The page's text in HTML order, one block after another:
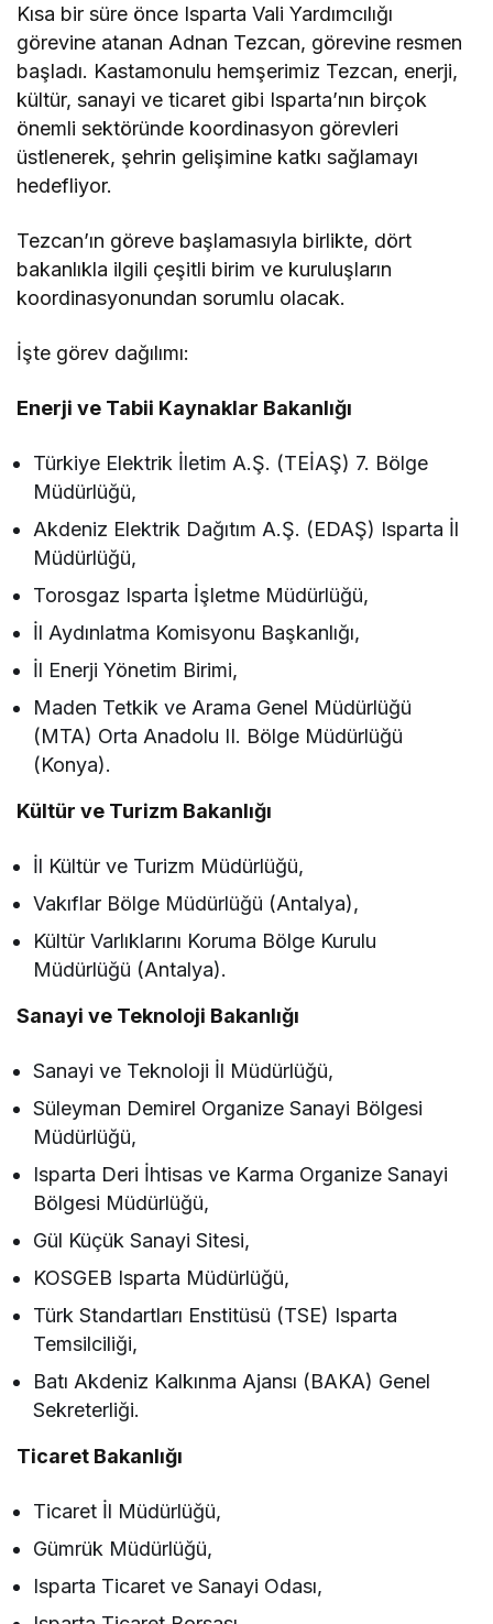
Kısa bir süre önce Isparta Vali Yardımcılığı
görevine atanan Adnan Tezcan, görevine resmen
başladı. Kastamonulu hemşerimiz Tezcan, enerji,
kültür, sanayi ve ticaret gibi Isparta’nın birçok
önemli sektöründe koordinasyon görevleri
üstlenerek, şehrin gelişimine katkı sağlamayı
hedefliyor.
Tezcan’ın göreve başlamasıyla birlikte, dört
bakanlıkla ilgili çeşitli birim ve kuruluşların
koordinasyonundan sorumlu olacak.
İşte görev dağılımı:
Enerji ve Tabii Kaynaklar Bakanlığı
Türkiye Elektrik İletim A.Ş. (TEİAŞ) 7. Bölge
Müdürlüğü,
Akdeniz Elektrik Dağıtım A.Ş. (EDAŞ) Isparta İl
Müdürlüğü,
Torosgaz Isparta İşletme Müdürlüğü,
İl Aydınlatma Komisyonu Başkanlığı,
İl Enerji Yönetim Birimi,
Maden Tetkik ve Arama Genel Müdürlüğü
(MTA) Orta Anadolu II. Bölge Müdürlüğü
(Konya).
Kültür ve Turizm Bakanlığı
İl Kültür ve Turizm Müdürlüğü,
Vakıflar Bölge Müdürlüğü (Antalya),
Kültür Varlıklarını Koruma Bölge Kurulu
Müdürlüğü (Antalya).
Sanayi ve Teknoloji Bakanlığı
Sanayi ve Teknoloji İl Müdürlüğü,
Süleyman Demirel Organize Sanayi Bölgesi
Müdürlüğü,
Isparta Deri İhtisas ve Karma Organize Sanayi
Bölgesi Müdürlüğü,
Gül Küçük Sanayi Sitesi,
KOSGEB Isparta Müdürlüğü,
Türk Standartları Enstitüsü (TSE) Isparta
Temsilciliği,
Batı Akdeniz Kalkınma Ajansı (BAKA) Genel
Sekreterliği.
Ticaret Bakanlığı
Ticaret İl Müdürlüğü,
Gümrük Müdürlüğü,
Isparta Ticaret ve Sanayi Odası,